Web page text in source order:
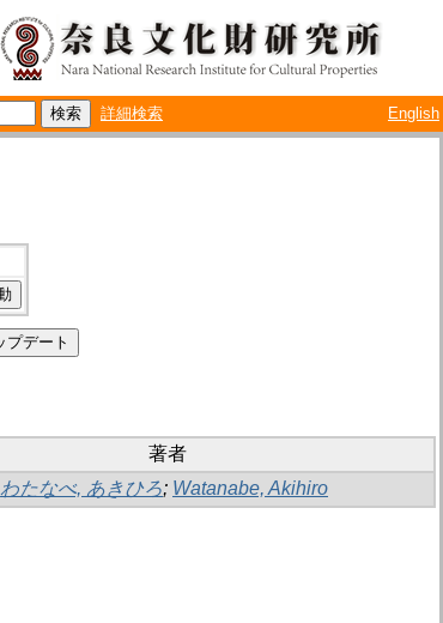
詳細検索 English
著者
わたなべ, あきひろ; Watanabe, Akihiro